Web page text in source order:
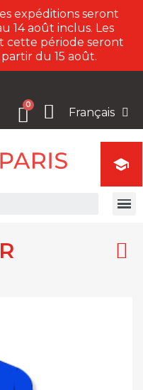
expéditions seront
14 août inclus. Les
cette période seront
du 15 août.
Français
